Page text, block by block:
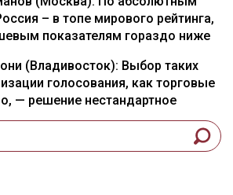
– в топе мирового рейтинга,
показателям гораздо ниже
(Владивосток): Выбор таких
голосования, как торговые
— решение нестандартное